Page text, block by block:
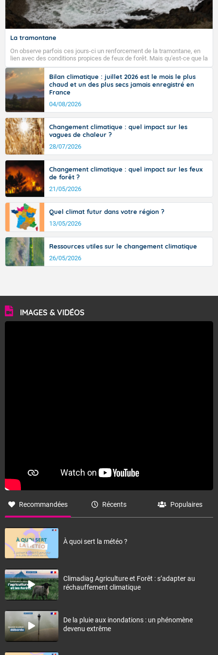
Fermer
La tramontane
On observe parfois ces jours-ci un renforcement de la tramontane, en
lien avec des conditions propices de feux de forêt. Mais qu'est-ce que la
tramontane ? Quelles sont ses caractéristiques ? La tramontane est un
vent turbulent soufflant de secteur nord-ouest à nord, ou ouest à nord-
ouest, dans un secteur qui part du Roussillon à la vallée de l’Aude et à
l’ouest de l’Hérault. L’étymologie de ce vent vient du latin trasmontanus,
signifiant au-delà des monts, en allusion aux régions montagneuses
d’où provient ce vent.
Bilan climatique : juillet 2026 est le mois le plus
chaud et un des plus secs jamais enregistré en
France
04/08/2026
Changement climatique : quel impact sur les
vagues de chaleur ?
28/07/2026
Changement climatique : quel impact sur les feux
de forêt ?
21/05/2026
Quel climat futur dans votre région ?
13/05/2026
Ressources utiles sur le changement climatique
26/05/2026
IMAGES & VIDÉOS
Recommandées Récents Populaires
À quoi sert la météo ?
Climadiag Agriculture et Forêt : s’adapter au
réchauffement climatique
De la pluie aux inondations : un phénomène
devenu extrême